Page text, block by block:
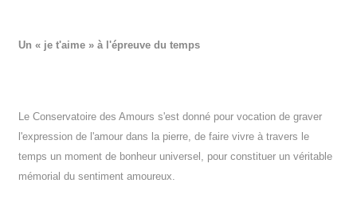
Un « je t'aime » à l'épreuve du temps
Le Conservatoire des Amours s'est donné pour vocation de graver
l'expression de l'amour dans la pierre, de faire vivre à travers le
temps un moment de bonheur universel, pour constituer un véritable
mémorial du sentiment amoureux.